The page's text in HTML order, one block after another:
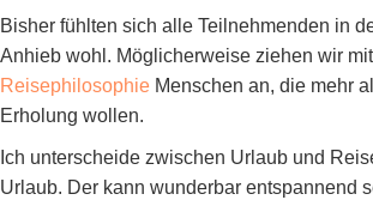
Bisher fühlten sich alle Teilnehmenden in
Anhieb wohl. Möglicherweise ziehen wir
Reisephilosophie Menschen an, die mehr
Erholung wollen.
Ich unterscheide zwischen Urlaub und
Urlaub. Der kann wunderbar entspannend